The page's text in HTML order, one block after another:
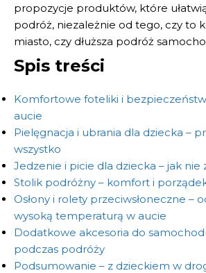
propozycje produktów, które
podróż, niezależnie od tego, czy to
miasto, czy dłuższa podróż
Spis treści
Komfortowe foteliki i
aucie
Pielęgnacja i ubrania dla dziecka –
wszystko
Jedzenie i picie dla dziecka – jak nie
Stolik podróżny – komfort i
Osłony i rolety przeciwsłoneczne –
wysoką temperaturą w aucie
Dodatkowe akcesoria do
podczas podróży
Podsumowanie – z dzieckiem w